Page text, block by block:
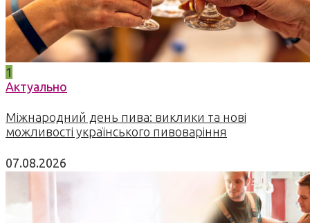
1
Актуально
Міжнародний день пива: виклики та нові
можливості українського пивоваріння
07.08.2026